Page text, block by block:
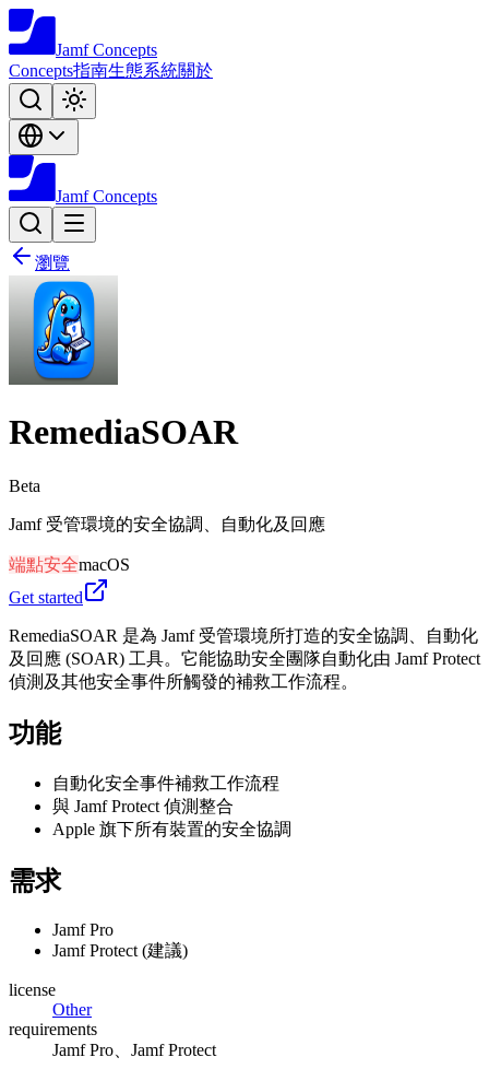
Jamf Concepts
Concepts指南生態系統關於
Jamf Concepts
瀏覽
RemediaSOAR
Beta
Jamf 受管環境的安全協調、自動化及回應
端點安全macOS
Get started
RemediaSOAR 是為 Jamf 受管環境所打造的安全協調、自動化
及回應 (SOAR) 工具。它能協助安全團隊自動化由 Jamf Protect
偵測及其他安全事件所觸發的補救工作流程。
功能
自動化安全事件補救工作流程
與 Jamf Protect 偵測整合
Apple 旗下所有裝置的安全協調
需求
Jamf Pro
Jamf Protect (建議)
license
Other
requirements
Jamf Pro、Jamf Protect